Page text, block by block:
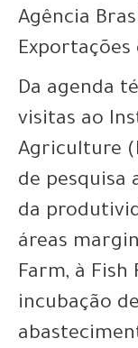
Agência
Da agenda
visitas ao
Agriculture
de pesquisa
da
áreas
Farm, à
incubação